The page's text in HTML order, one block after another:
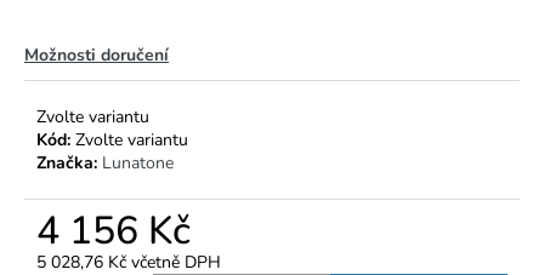
Možnosti doručení
Zvolte variantu
Kód: Zvolte variantu
Značka: Lunatone
4 156 Kč
5 028,76 Kč včetně DPH